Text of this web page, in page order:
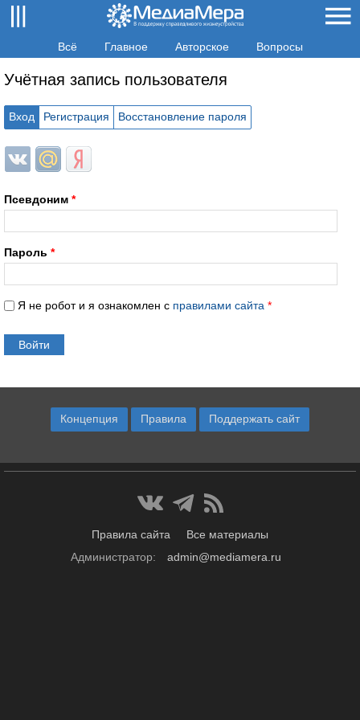
Всё Главное Авторское Вопросы
Учётная запись пользователя
Вход Регистрация Восстановление пароля
Login with ВКонтакте
Login with Mail.ru
Login with Яндекс
Псевдоним *
Пароль *
Я не робот и я ознакомлен с правилами сайта *
Концепция Правила Поддержать сайт
Правила сайта
Все материалы
Администратор:
admin@mediamera.ru